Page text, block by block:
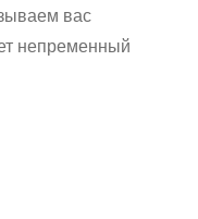
вас
непременный